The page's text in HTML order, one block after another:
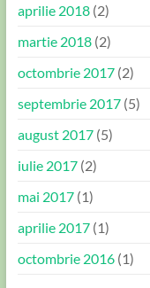
aprilie 2018(2)
martie 2018(2)
octombrie 2017(2)
septembrie 2017(5)
august 2017(5)
iulie 2017(2)
mai 2017(1)
aprilie 2017(1)
octombrie 2016(1)